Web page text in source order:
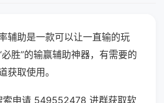
辅助是一款可以让一直输的玩
胜”的输赢辅助神器，有需要的
获取使用。
索申请 549552478 进群获取软